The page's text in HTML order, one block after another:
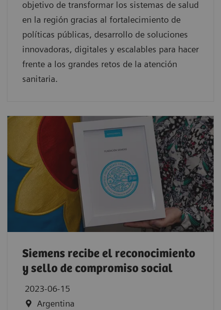
objetivo de transformar los sistemas de salud
en la región gracias al fortalecimiento de
políticas públicas, desarrollo de soluciones
innovadoras, digitales y escalables para hacer
frente a los grandes retos de la atención
sanitaria.
Siemens recibe el reconocimiento
y sello de compromiso social
2023-06-15
Argentina